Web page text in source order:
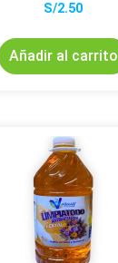
S/2.50
Añadir al carrito